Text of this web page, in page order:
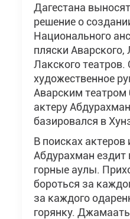
Дагестана
решение о
Национального
пляски Аварского,
Лакского театров.
художественное
Аварским
актеру
базировался в
В поисках актеров
Абдурахман
горные аулы.
бороться за
за каждого
горянку.